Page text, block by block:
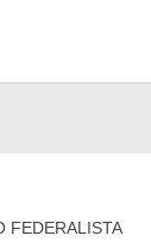
FEDERALISTA